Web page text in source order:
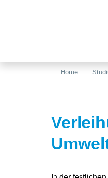
Home